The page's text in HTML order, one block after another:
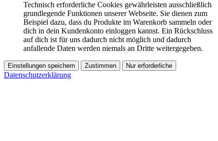
Technisch erforderliche Cookies gewährleisten ausschließlich
grundlegende Funktionen unserer Webseite. Sie dienen zum
Beispiel dazu, dass du Produkte im Warenkorb sammeln oder
dich in dein Kundenkonto einloggen kannst. Ein Rückschluss
auf dich ist für uns dadurch nicht möglich und dadurch
anfallende Daten werden niemals an Dritte weitergegeben.
Einstellungen speichern Zustimmen Nur erforderliche
Datenschutzerklärung